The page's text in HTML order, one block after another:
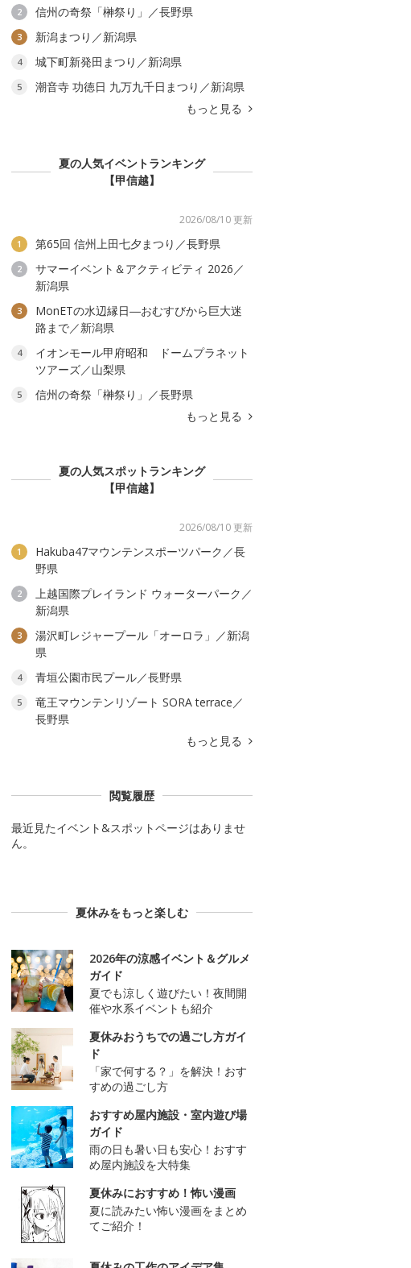
2 信州の奇祭「榊祭り」／長野県
3 新潟まつり／新潟県
4 城下町新発田まつり／新潟県
5
潮音寺 功徳日 九万九千日まつり／新潟県
もっと見る
夏の人気イベントランキング
【甲信越】
2026/08/10 更新
1 第65回 信州上田七夕まつり／長野県
2
サマーイベント＆アクティビティ 2026／
新潟県
3
MonETの水辺縁日―おむすびから巨大迷
路まで／新潟県
4
イオンモール甲府昭和 ドームプラネット
ツアーズ／山梨県
5
信州の奇祭「榊祭り」／長野県
もっと見る
夏の人気スポットランキング
【甲信越】
2026/08/10 更新
1
Hakuba47マウンテンスポーツパーク／長
野県
2
上越国際プレイランド ウォーターパーク／
新潟県
3
湯沢町レジャープール「オーロラ」／新潟
県
4 青垣公園市民プール／長野県
5
竜王マウンテンリゾート SORA terrace／
長野県
もっと見る
閲覧履歴
最近見たイベント&スポットページはありませ
ん。
夏休みをもっと楽しむ
2026年の涼感イベント＆グルメ
ガイド
夏でも涼しく遊びたい！夜間開
催や水系イベントも紹介
夏休みおうちでの過ごし方ガイ
ド
「家で何する？」を解決！おす
すめの過ごし方
おすすめ屋内施設・室内遊び場
ガイド
雨の日も暑い日も安心！おすす
め屋内施設を大特集
夏休みにおすすめ！怖い漫画
夏に読みたい怖い漫画をまとめ
てご紹介！